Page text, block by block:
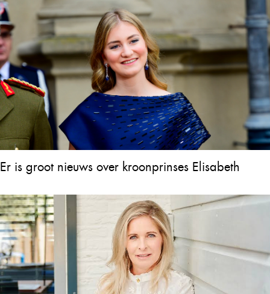
Er is groot nieuws over kroonprinses Elisabeth